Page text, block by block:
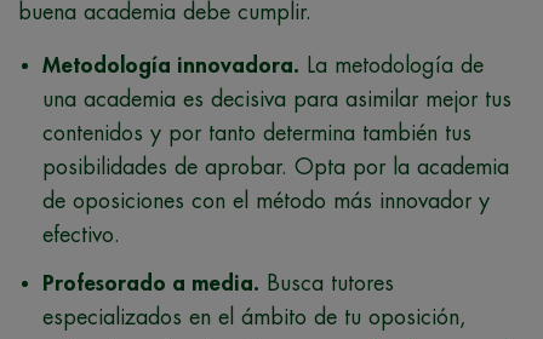
buena academia debe cumplir.
Metodología innovadora. La metodología de
una academia es decisiva para asimilar mejor tus
contenidos y por tanto determina también tus
posibilidades de aprobar. Opta por la academia
de oposiciones con el método más innovador y
efectivo.
Profesorado a media. Busca tutores
especializados en el ámbito de tu oposición,